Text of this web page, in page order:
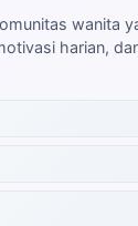
wanita
harian,